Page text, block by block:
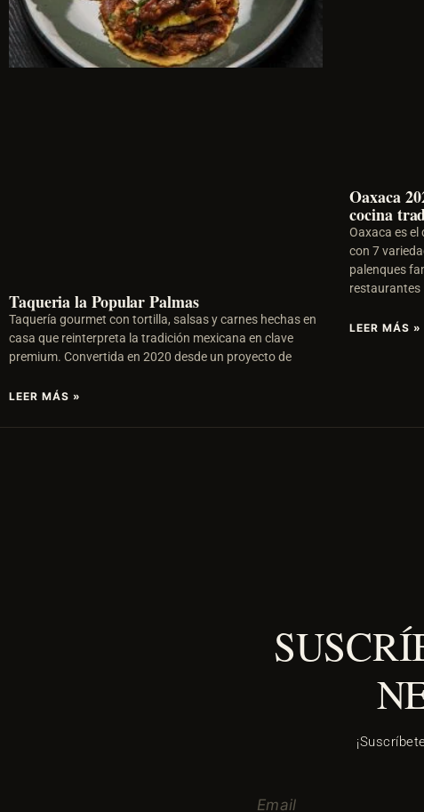
Taqueria la Popular Palmas
Taquería gourmet con tortilla, salsas y carnes hechas en
casa que reinterpreta la tradición mexicana en clave
premium. Convertida en 2020 desde un proyecto de
LEER MÁS »
Oaxaca
cocina
Oaxaca es
con 7
palenques
restaurantes
LEER MÁS »